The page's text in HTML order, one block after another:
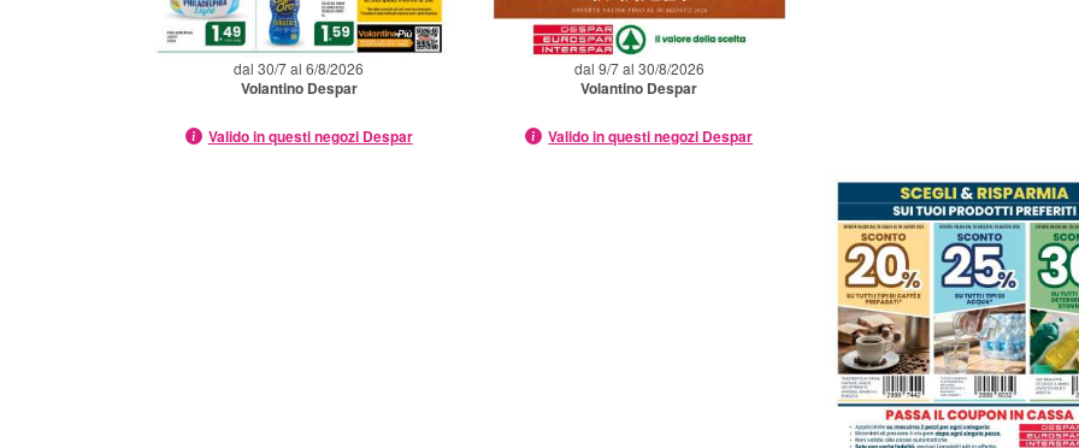
dal 30/7 al 6/8/2026
Volantino Despar
Valido in questi negozi Despar
dal 9/7 al 30/8/2026
Volantino Despar
Valido in questi negozi Despar